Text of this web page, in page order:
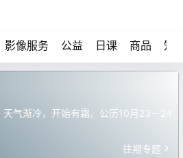
影像服务 公益 日课 商品 知
气渐冷，开始有霜。公历10月23－24
往期专题